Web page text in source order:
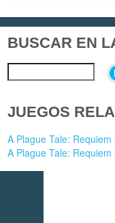
BUSCAR EN
JUEGOS
A Plague Tale: Requiem
A Plague Tale: